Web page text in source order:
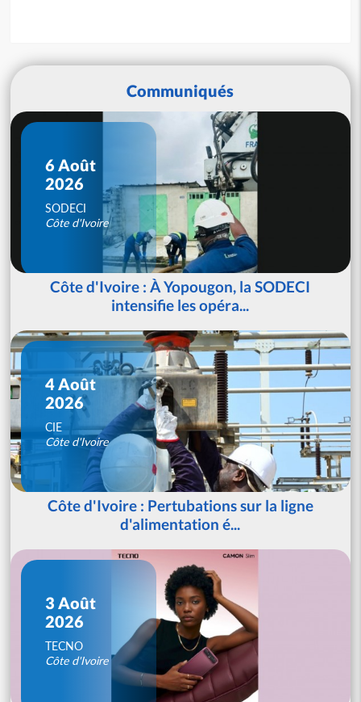
Communiqués
6 Août
2026
SODECI
Côte d'Ivoire
Côte d'Ivoire : À Yopougon, la SODECI
intensifie les opéra...
4 Août
2026
CIE
Côte d'Ivoire
Côte d'Ivoire : Pertubations sur la ligne
d'alimentation é...
3 Août
2026
TECNO
Côte d'Ivoire